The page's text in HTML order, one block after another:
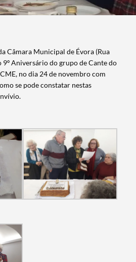
Câmara Municipal de Évora (Rua
9º Aniversário do grupo de Cante do
no dia 24 de novembro com
se pode constatar nestas